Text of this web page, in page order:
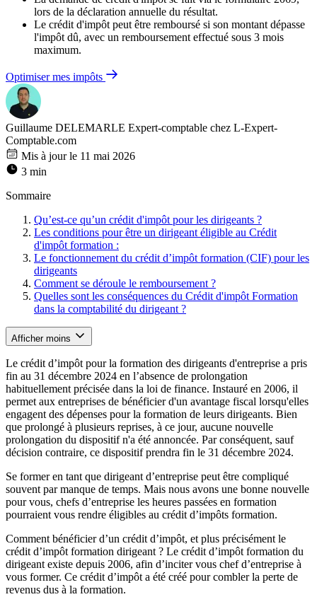
lors de la déclaration annuelle du résultat.
Le crédit d'impôt peut être remboursé si son montant dépasse
l'impôt dû, avec un remboursement effectué sous 3 mois
maximum.
Optimiser mes impôts
Guillaume DELEMARLE Expert-comptable chez L-Expert-
Comptable.com
Mis à jour le 11 mai 2026
3 min
Sommaire
Qu’est-ce qu’un crédit d'impôt pour les dirigeants ?
Les conditions pour être un dirigeant éligible au Crédit
d'impôt formation :
Le fonctionnement du crédit d’impôt formation (CIF) pour les
dirigeants
Comment se déroule le remboursement ?
Quelles sont les conséquences du Crédit d'impôt Formation
dans la comptabilité du dirigeant ?
Afficher moins
Le crédit d’impôt pour la formation des dirigeants d'entreprise a pris
fin au 31 décembre 2024 en l’absence de prolongation
habituellement précisée dans la loi de finance. Instauré en 2006, il
permet aux entreprises de bénéficier d'un avantage fiscal lorsqu'elles
engagent des dépenses pour la formation de leurs dirigeants. Bien
que prolongé à plusieurs reprises, à ce jour, aucune nouvelle
prolongation du dispositif n'a été annoncée. Par conséquent, sauf
décision contraire, ce dispositif prendra fin le 31 décembre 2024.
Se former en tant que dirigeant d’entreprise peut être compliqué
souvent par manque de temps. Mais nous avons une bonne nouvelle
pour vous, chefs d’entreprise les heures passées en formation
pourraient vous rendre éligibles au crédit d’impôts formation.
Comment bénéficier d’un crédit d’impôt, et plus précisément le
crédit d’impôt formation dirigeant ? Le crédit d’impôt formation du
dirigeant existe depuis 2006, afin d’inciter vous chef d’entreprise à
vous former. Ce crédit d’impôt a été créé pour combler la perte de
revenus dus à la formation.